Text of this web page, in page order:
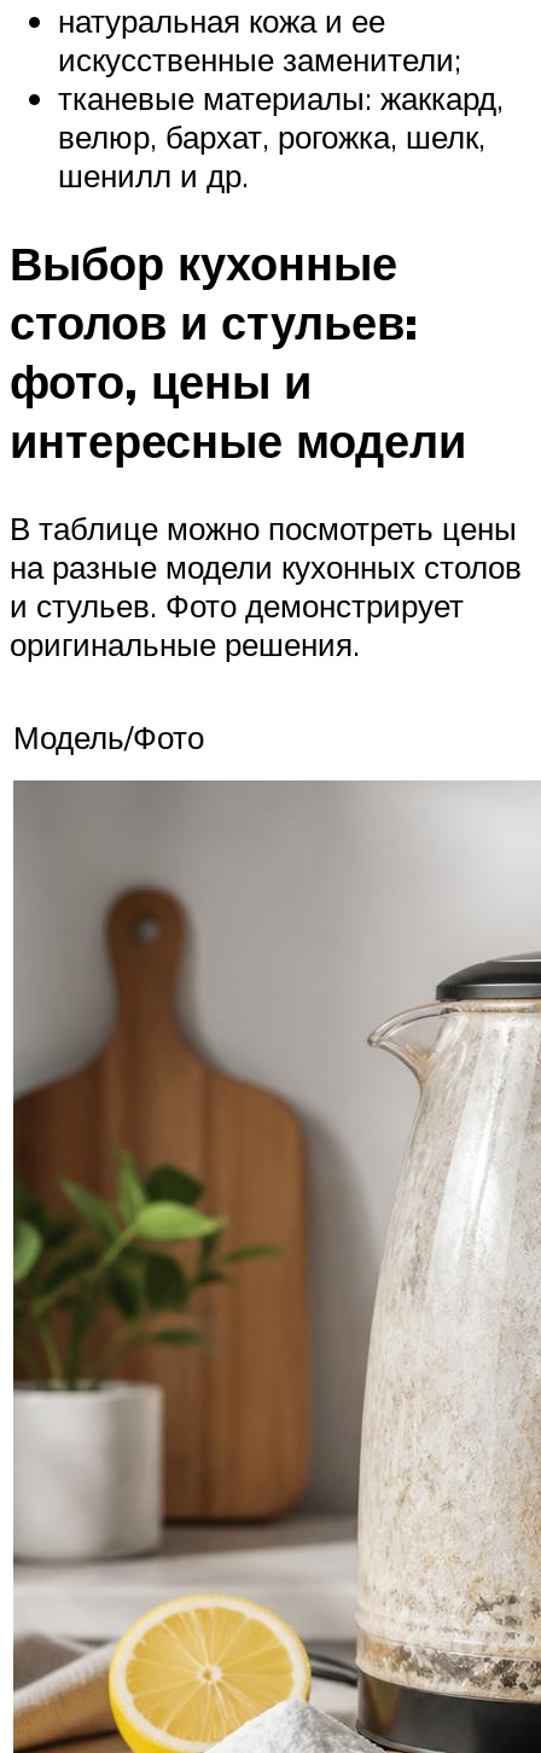
натуральная кожа и ее
искусственные заменители;
тканевые материалы: жаккард,
велюр, бархат, рогожка, шелк,
шенилл и др.
Выбор кухонные
столов и стульев:
фото, цены и
интересные модели
В таблице можно посмотреть цены
на разные модели кухонных столов
и стульев. Фото демонстрирует
оригинальные решения.
Модель/Фото